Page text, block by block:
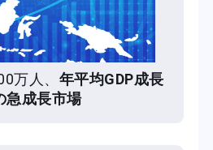
万人、 年平均GDP成長
急成長市場